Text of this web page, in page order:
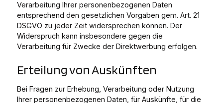
Verarbeitung Ihrer personenbezogenen Daten
entsprechend den gesetzlichen Vorgaben gem. Art. 21
DSGVO zu jeder Zeit widersprechen können. Der
Widerspruch kann insbesondere gegen die
Verarbeitung für Zwecke der Direktwerbung erfolgen.
Erteilung von Auskünften
Bei Fragen zur Erhebung, Verarbeitung oder Nutzung
Ihrer personenbezogenen Daten, für Auskünfte, für die